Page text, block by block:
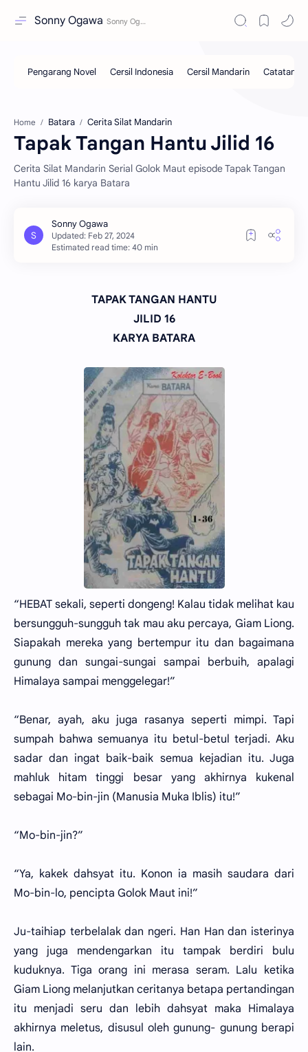
Sonny Ogawa
Home Batara Cerita Silat Mandarin
Tapak Tangan Hantu Jilid 16
Cerita Silat Mandarin Serial Golok Maut episode Tapak Tangan
Hantu Jilid 16 karya Batara
Estimated read time: 40 min
TAPAK TANGAN HANTU
JILID 16
KARYA BATARA
“HEBAT sekali, seperti dongeng! Kalau tidak melihat kau
bersungguh-sungguh tak mau aku percaya, Giam Liong.
Siapakah mereka yang bertempur itu dan bagaimana
gunung dan sungai-sungai sampai berbuih, apalagi
Himalaya sampai menggelegar!”
“Benar, ayah, aku juga rasanya seperti mimpi. Tapi
sumpah bahwa semuanya itu betul-betul terjadi. Aku
sadar dan ingat baik-baik semua kejadian itu. Juga
mahluk hitam tinggi besar yang akhirnya kukenal
sebagai Mo-bin-jin (Manusia Muka Iblis) itu!”
“Mo-bin-jin?”
“Ya, kakek dahsyat itu. Konon ia masih saudara dari
Mo-bin-lo, pencipta Golok Maut ini!”
Ju-taihiap terbelalak dan ngeri. Han Han dan isterinya
yang juga mendengarkan itu tampak berdiri bulu
kuduknya. Tiga orang ini merasa seram. Lalu ketika
Giam Liong melanjutkan ceritanya betapa pertandingan
itu menjadi seru dan lebih dahsyat maka Himalaya
akhirnya meletus, disusul oleh gunung- gunung berapi
lain.